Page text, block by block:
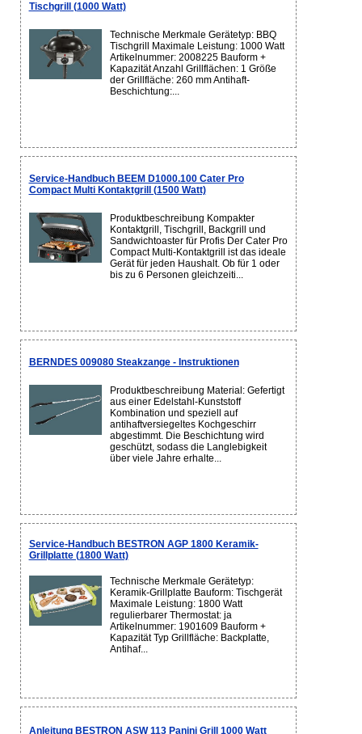
Tischgrill (1000 Watt)
Technische Merkmale Gerätetyp: BBQ
Tischgrill Maximale Leistung: 1000 Watt
Artikelnummer: 2008225 Bauform +
Kapazität Anzahl Grillflächen: 1 Größe
der Grillfläche: 260 mm Antihaft-
Beschichtung:...
Service-Handbuch BEEM D1000.100 Cater Pro
Compact Multi Kontaktgrill (1500 Watt)
Produktbeschreibung Kompakter
Kontaktgrill, Tischgrill, Backgrill und
Sandwichtoaster für Profis Der Cater Pro
Compact Multi-Kontaktgrill ist das ideale
Gerät für jeden Haushalt. Ob für 1 oder
bis zu 6 Personen gleichzeiti...
BERNDES 009080 Steakzange - Instruktionen
Produktbeschreibung Material: Gefertigt
aus einer Edelstahl-Kunststoff
Kombination und speziell auf
antihaftversiegeltes Kochgeschirr
abgestimmt. Die Beschichtung wird
geschützt, sodass die Langlebigkeit
über viele Jahre erhalte...
Service-Handbuch BESTRON AGP 1800 Keramik-
Grillplatte (1800 Watt)
Technische Merkmale Gerätetyp:
Keramik-Grillplatte Bauform: Tischgerät
Maximale Leistung: 1800 Watt
regulierbarer Thermostat: ja
Artikelnummer: 1901609 Bauform +
Kapazität Typ Grillfläche: Backplatte,
Antihaf...
Anleitung BESTRON ASW 113 Panini Grill 1000 Watt